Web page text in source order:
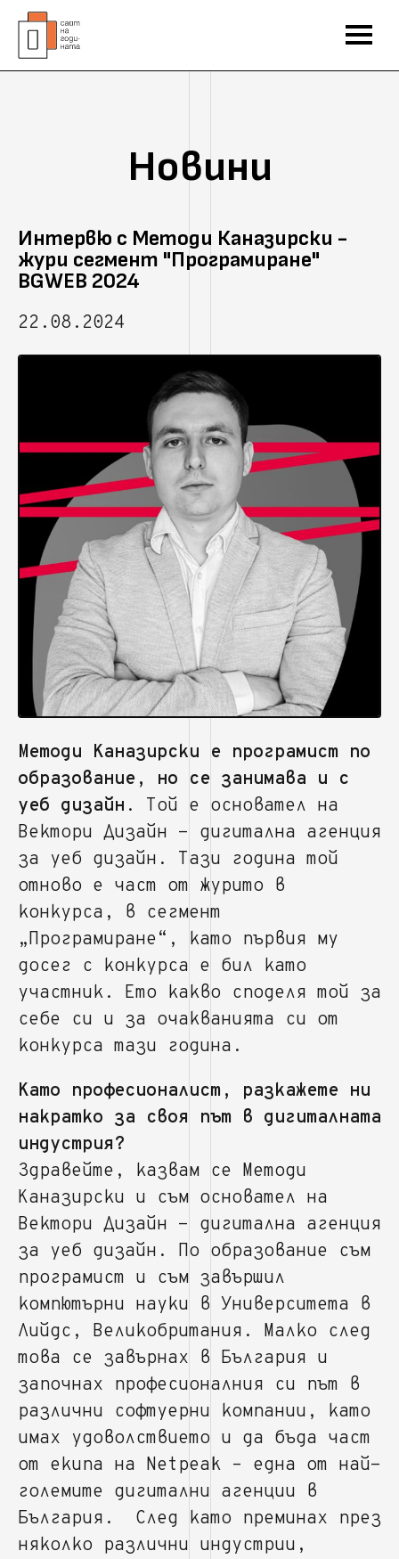
Новини
Интервю с Методи Каназирски -
жури сегмент "Програмиране"
BGWEB 2024
22.08.2024
Методи Каназирски е програмист по
образование, но се занимава и с
уеб дизайн . Той е основател на
Вектори Дизайн - дигитална агенция
за уеб дизайн. Тази година той
отново е част от журито в
конкурса, в сегмент
„Програмиране“, като първия му
досег с конкурса е бил като
участник. Ето какво споделя той за
себе си и за очакванията си от
конкурса тази година.
Като професионалист, разкажете ни
накратко за своя път в дигиталната
индустрия?
Здравейте, казвам се Методи
Каназирски и съм основател на
Вектори Дизайн - дигитална агенция
за уеб дизайн. По образование съм
програмист и съм завършил
компютърни науки в Университета в
Лийдс, Великобритания. Малко след
това се завърнах в България и
започнах професионалния си път в
различни софтуерни компании, като
имах удоволствието и да бъда част
от екипа на Netpeak – една от най-
големите дигитални агенции в
България. След като преминах през
няколко различни индустрии,